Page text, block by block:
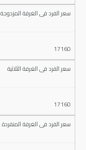
سعر الفرد فى الغرفة المزدوجة
17160
سعر الفرد فى الغرفة الثلاثية
17160
سعر الفرد فى الغرفة المنفردة